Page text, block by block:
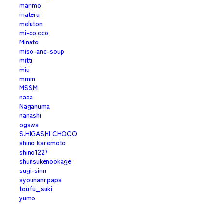
marimo
materu
meluton
mi-co.cco
Minato
miso-and-soup
mitti
miu
mmm
MSSM
naaa
Naganuma
nanashi
ogawa
S.HIGASHI CHOCO
shino kanemoto
shino1227
shunsukenookage
sugi-sinn
syounannpapa
toufu_suki
yumo